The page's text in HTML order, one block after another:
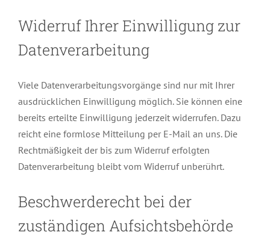
Widerruf Ihrer Einwilligung zur
Datenverarbeitung
Viele Datenverarbeitungsvorgänge sind nur mit Ihrer
ausdrücklichen Einwilligung möglich. Sie können eine
bereits erteilte Einwilligung jederzeit widerrufen. Dazu
reicht eine formlose Mitteilung per E-Mail an uns. Die
Rechtmäßigkeit der bis zum Widerruf erfolgten
Datenverarbeitung bleibt vom Widerruf unberührt.
Beschwerderecht bei der
zuständigen Aufsichtsbehörde